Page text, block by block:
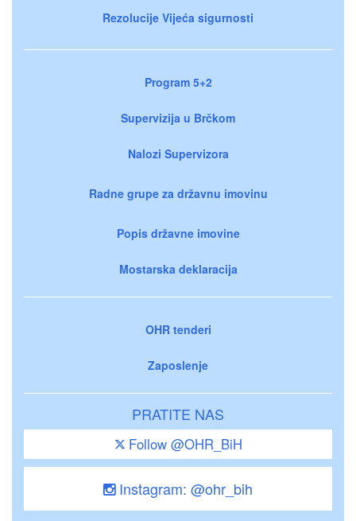
Rezolucije Vijeća sigurnosti
Program 5+2
Supervizija u Brčkom
Nalozi Supervizora
Radne grupe za državnu imovinu
Popis državne imovine
Mostarska deklaracija
OHR tenderi
Zaposlenje
PRATITE NAS
Follow @OHR_BiH
Instagram: @ohr_bih